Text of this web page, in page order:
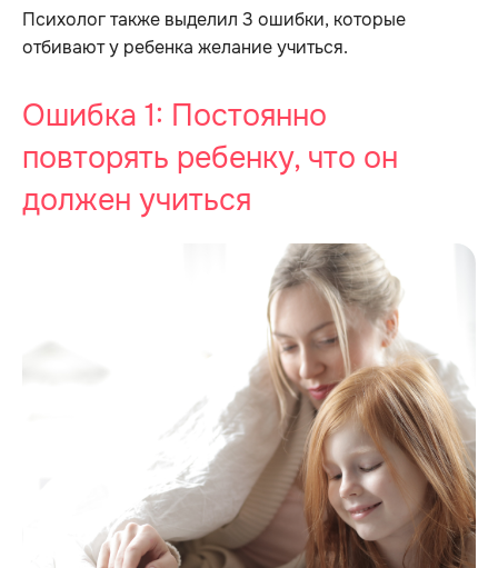
Психолог также выделил 3 ошибки, которые
отбивают у ребенка желание учиться.
Ошибка 1: Постоянно
повторять ребенку, что он
должен учиться